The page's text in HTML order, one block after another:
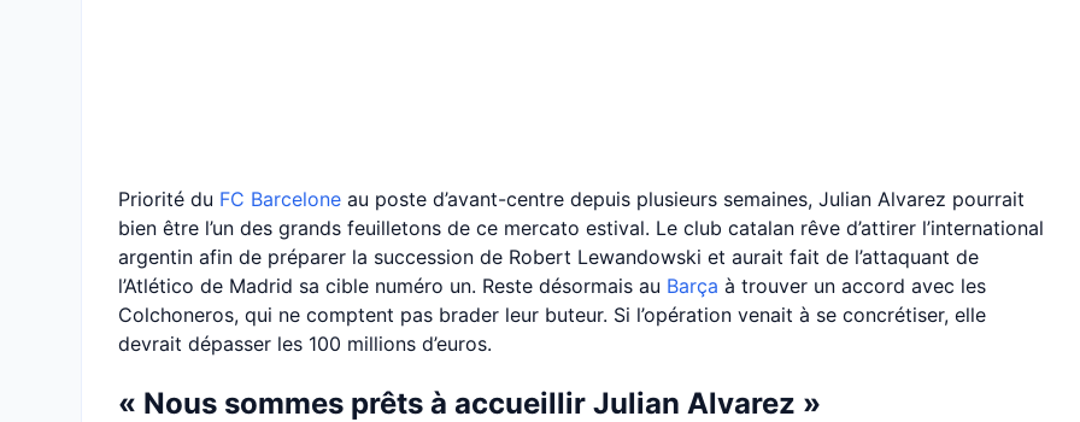
Priorité du FC Barcelone au poste d’avant-centre depuis plusieurs semaines, Julian Alvarez pourrait
bien être l’un des grands feuilletons de ce mercato estival. Le club catalan rêve d’attirer l’international
argentin afin de préparer la succession de Robert Lewandowski et aurait fait de l’attaquant de
l’Atlético de Madrid sa cible numéro un. Reste désormais au Barça à trouver un accord avec les
Colchoneros, qui ne comptent pas brader leur buteur. Si l’opération venait à se concrétiser, elle
devrait dépasser les 100 millions d’euros.
« Nous sommes prêts à accueillir Julian Alvarez »